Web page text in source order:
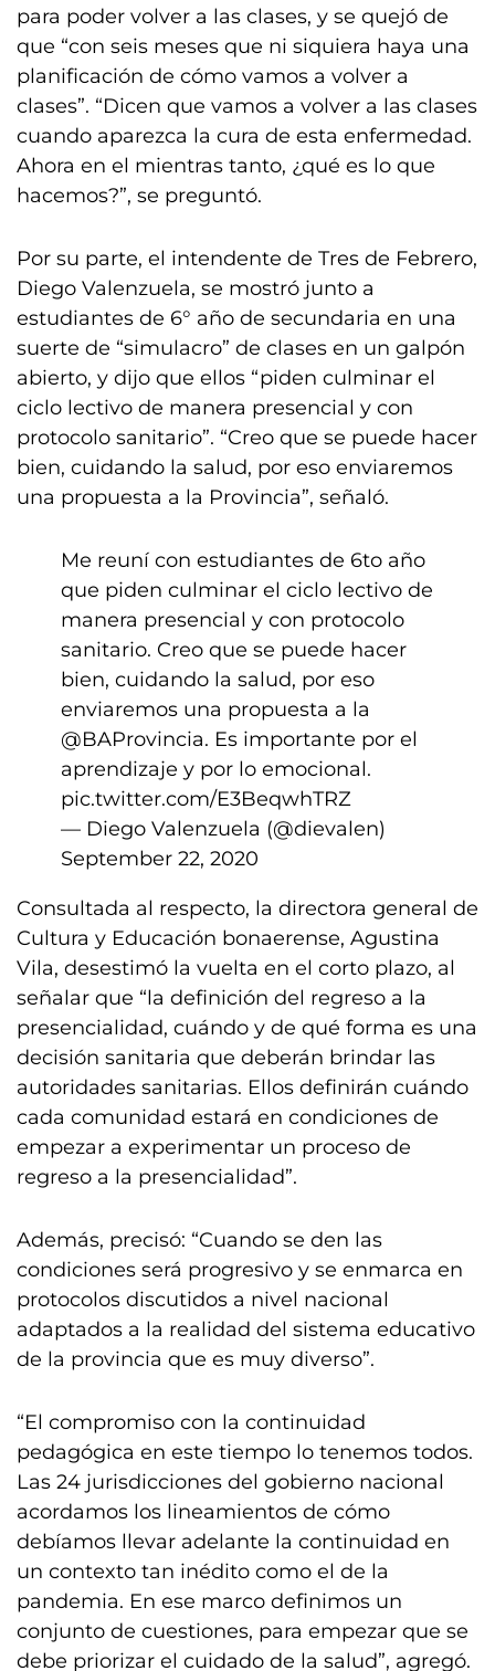
para poder volver a las clases, y se quejó de
que “con seis meses que ni siquiera haya una
planificación de cómo vamos a volver a
clases”. “Dicen que vamos a volver a las clases
cuando aparezca la cura de esta enfermedad.
Ahora en el mientras tanto, ¿qué es lo que
hacemos?”, se preguntó.
Por su parte, el intendente de Tres de Febrero,
Diego Valenzuela, se mostró junto a
estudiantes de 6° año de secundaria en una
suerte de “simulacro” de clases en un galpón
abierto, y dijo que ellos “piden culminar el
ciclo lectivo de manera presencial y con
protocolo sanitario”. “Creo que se puede hacer
bien, cuidando la salud, por eso enviaremos
una propuesta a la Provincia”, señaló.
Me reuní con estudiantes de 6to año
que piden culminar el ciclo lectivo de
manera presencial y con protocolo
sanitario. Creo que se puede hacer
bien, cuidando la salud, por eso
enviaremos una propuesta a la
@BAProvincia. Es importante por el
aprendizaje y por lo emocional.
pic.twitter.com/E3BeqwhTRZ
— Diego Valenzuela (@dievalen)
September 22, 2020
Consultada al respecto, la directora general de
Cultura y Educación bonaerense, Agustina
Vila, desestimó la vuelta en el corto plazo, al
señalar que “la definición del regreso a la
presencialidad, cuándo y de qué forma es una
decisión sanitaria que deberán brindar las
autoridades sanitarias. Ellos definirán cuándo
cada comunidad estará en condiciones de
empezar a experimentar un proceso de
regreso a la presencialidad”.
Además, precisó: “Cuando se den las
condiciones será progresivo y se enmarca en
protocolos discutidos a nivel nacional
adaptados a la realidad del sistema educativo
de la provincia que es muy diverso”.
“El compromiso con la continuidad
pedagógica en este tiempo lo tenemos todos.
Las 24 jurisdicciones del gobierno nacional
acordamos los lineamientos de cómo
debíamos llevar adelante la continuidad en
un contexto tan inédito como el de la
pandemia. En ese marco definimos un
conjunto de cuestiones, para empezar que se
debe priorizar el cuidado de la salud”, agregó.